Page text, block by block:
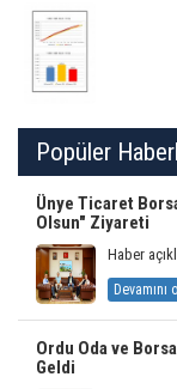
Popüler
Ünye Ticaret
Olsun" Ziyareti
Haber
Devamını
Ordu Oda ve
Geldi